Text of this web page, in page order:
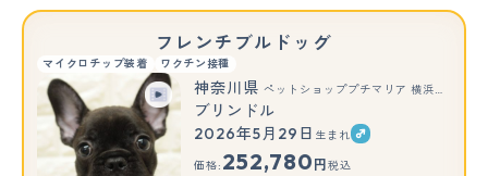
フレンチブルドッグ
マイクロチップ装着 ワクチン接種
神奈川県 ペットショッププチマリア 横浜港北センター南店
ブリンドル
2026年5月29日 生まれ
価格: 252,780 円 税込